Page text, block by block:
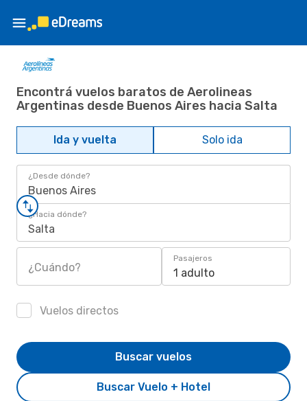
Encontrá vuelos baratos de Aerolineas
Argentinas desde Buenos Aires hacia Salta
Ida y vuelta Solo ida
¿Desde dónde?
Buenos Aires
¿Hacia dónde?
Salta
¿Cuándo?
Pasajeros
1 adulto
Vuelos directos
Buscar Vuelo + Hotel
Buscar vuelos